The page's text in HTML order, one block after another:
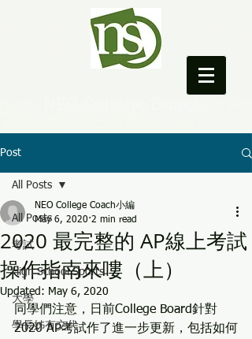
Post
All Posts
考試
High School Sports
大學
學長姊有交代
All Posts
2020 最完整的 AP線上考試
操作指南來嘍（上）
NEO College Coach小編
May 6, 2020 2 min read
Updated: May 6, 2020
同學們注意，日前College Board針對
2020 AP考試作了進一步更新，包括如何